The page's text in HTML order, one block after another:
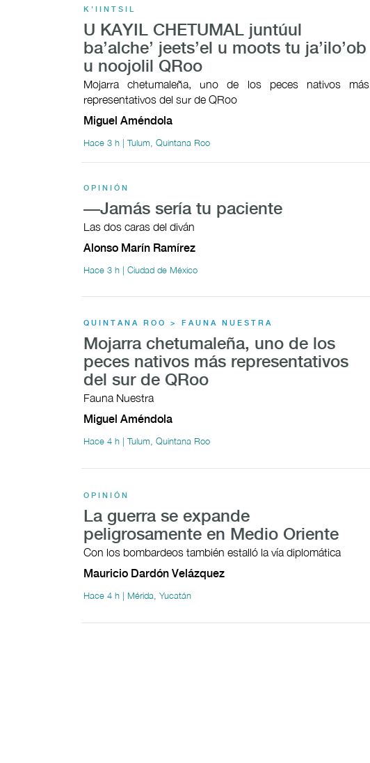
K'IINTSIL
U KAYIL CHETUMAL juntúul
ba’alche’ jeets’el u moots tu ja’ilo’ob
u noojolil QRoo
Mojarra chetumaleña, uno de los peces nativos más
representativos del sur de QRoo
Miguel Améndola
Hace 3 h | Tulum, Quintana Roo
OPINIÓN
—Jamás sería tu paciente
Las dos caras del diván
Alonso Marín Ramírez
Hace 3 h | Ciudad de México
QUINTANA ROO > FAUNA NUESTRA
Mojarra chetumaleña, uno de los
peces nativos más representativos
del sur de QRoo
Fauna Nuestra
Miguel Améndola
Hace 4 h | Tulum, Quintana Roo
OPINIÓN
La guerra se expande
peligrosamente en Medio Oriente
Con los bombardeos también estalló la vía diplomática
Mauricio Dardón Velázquez
Hace 4 h | Mérida, Yucatán